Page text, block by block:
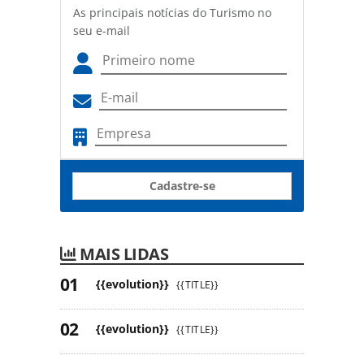
As principais notícias do Turismo no
seu e-mail
Cadastre-se
MAIS LIDAS
{{evolution}} {{TITLE}}
{{evolution}} {{TITLE}}